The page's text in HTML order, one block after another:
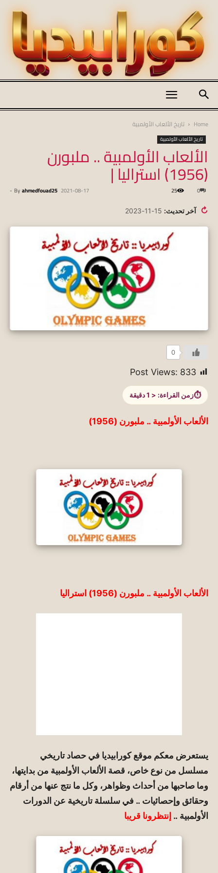
koraapedia
Home تاريخ الألعاب الأولمبية
تاريخ الألعاب الأولمبية
الألعاب الأولمبية .. ملبورن
(1956) استراليا |
By ahmedfouad25
- 2021-08-17 0
25
↻ آخر تحديث: 15-11-2023
0
Post Views: 833
زمن القراءة: < 1 دقيقة
الألعاب الأولمبية .. ملبورن (1956)
الألعاب الأولمبية .. ملبورن (1956) استراليا
يستعرض معكم موقع كورابيديا في حصاد تاريخي
مسلسل من نوع خاص، قصة الألعاب الأولمبية من بدايتها،
وما صاحبها من أحداث وظواهر، وكل ما نتج عنها من أرقام
وحقائق وإحصائيات .. في سلسلة تاريخية عن الدورات
الأولمبية .. إنتظرونا قريبا